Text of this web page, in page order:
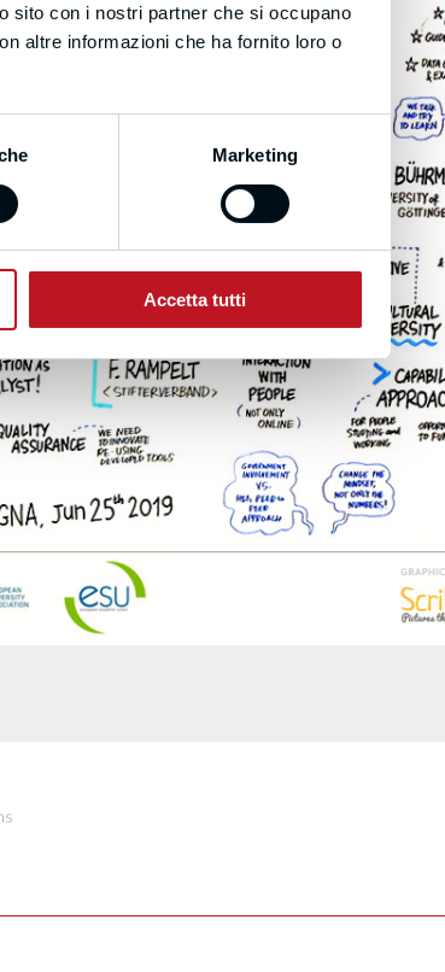
sito con i nostri partner che si occupano
altre informazioni che ha fornito loro o
Marketing
Accetta tutti